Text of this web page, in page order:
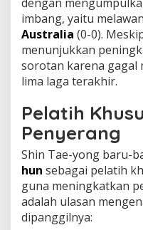
imbang, yaitu melawan
Australia (0-0).
menunjukkan
sorotan karena gagal
lima laga terakhir.
Pelatih
Penyerang
Shin Tae-yong baru-
hun sebagai pelatih
guna meningkatkan
adalah ulasan
dipanggilnya: